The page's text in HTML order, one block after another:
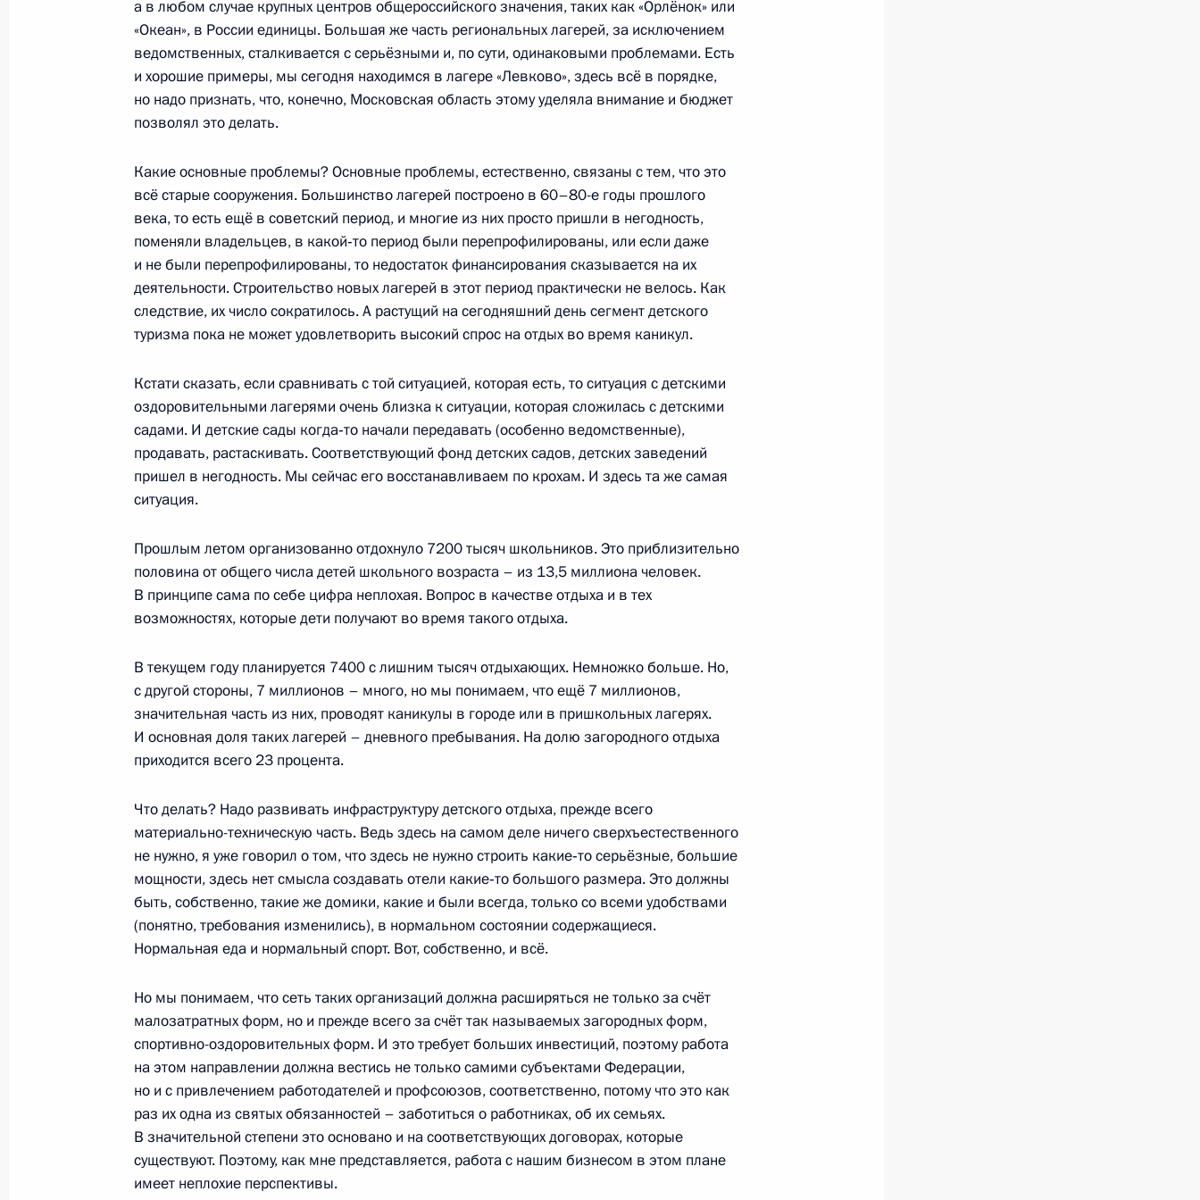
10 июня 2010 года, 22:00 Ташкент
Встреча с Председателем Китайской Народной Республики Ху
Цзиньтао
10 июня 2010 года, 15:30 Ташкент
2
Встреча с Президентом Узбекистана Исламом Каримовым
10 июня 2010 года, 15:00
1
10 июня 2010 года, 11:00 Москва, Кремль
9 июня 2010 года, среда
Рабочая встреча с директором Федеральной службы
9 июня 2010 года, 17:10 Москва, Кремль
судостроения
9 июня 2010 года, 14:00
корпорация» Романом Троценко
9 июня 2010 года, 13:10 Москва, Кремль
Международный форум «Афганское наркопроизводство – вызов
мировому сообществу»
8 июня 2010 года, вторник
Дмитрий Медведев провёл совещание по вопросу формирования
перечня федеральных целевых программ (ФЦП)
8 июня 2010 года, 18:00
6
а в любом случае крупных центров общероссийского значения, таких как «Орлёнок» или
«Океан», в России единицы. Большая же часть региональных лагерей, за исключением
ведомственных, сталкивается с серьёзными и, по сути, одинаковыми проблемами. Есть
и хорошие примеры, мы сегодня находимся в лагере «Левково», здесь всё в порядке,
но надо признать, что, конечно, Московская область этому уделяла внимание и бюджет
позволял это делать.
Какие основные проблемы? Основные проблемы, естественно, связаны с тем, что это
всё старые сооружения. Большинство лагерей построено в 60–80-е годы прошлого
века, то есть ещё в советский период, и многие из них просто пришли в негодность,
поменяли владельцев, в какой‑то период были перепрофилированы, или если даже
и не были перепрофилированы, то недостаток финансирования сказывается на их
деятельности. Строительство новых лагерей в этот период практически не велось. Как
следствие, их число сократилось. А растущий на сегодняшний день сегмент детского
туризма пока не может удовлетворить высокий спрос на отдых во время каникул.
Кстати сказать, если сравнивать с той ситуацией, которая есть, то ситуация с детскими
оздоровительными лагерями очень близка к ситуации, которая сложилась с детскими
садами. И детские сады когда‑то начали передавать (особенно ведомственные),
продавать, растаскивать. Соответствующий фонд детских садов, детских заведений
пришел в негодность. Мы сейчас его восстанавливаем по крохам. И здесь та же самая
ситуация.
Прошлым летом организованно отдохнуло 7200 тысяч школьников. Это приблизительно
половина от общего числа детей школьного возраста – из 13,5 миллиона человек.
В принципе сама по себе цифра неплохая. Вопрос в качестве отдыха и в тех
возможностях, которые дети получают во время такого отдыха.
В текущем году планируется 7400 с лишним тысяч отдыхающих. Немножко больше. Но,
с другой стороны, 7 миллионов – много, но мы понимаем, что ещё 7 миллионов,
значительная часть из них, проводят каникулы в городе или в пришкольных лагерях.
И основная доля таких лагерей – дневного пребывания. На долю загородного отдыха
приходится всего 23 процента.
Что делать? Надо развивать инфраструктуру детского отдыха, прежде всего
материально-техническую часть. Ведь здесь на самом деле ничего сверхъестественного
не нужно, я уже говорил о том, что здесь не нужно строить какие‑то серьёзные, большие
мощности, здесь нет смысла создавать отели какие‑то большого размера. Это должны
быть, собственно, такие же домики, какие и были всегда, только со всеми удобствами
(понятно, требования изменились), в нормальном состоянии содержащиеся.
Нормальная еда и нормальный спорт. Вот, собственно, и всё.
Но мы понимаем, что сеть таких организаций должна расширяться не только за счёт
малозатратных форм, но и прежде всего за счёт так называемых загородных форм,
спортивно-оздоровительных форм. И это требует больших инвестиций, поэтому работа
на этом направлении должна вестись не только самими субъектами Федерации,
но и с привлечением работодателей и профсоюзов, соответственно, потому что это как
раз их одна из святых обязанностей – заботиться о работниках, об их семьях.
В значительной степени это основано и на соответствующих договорах, которые
существуют. Поэтому, как мне представляется, работа с нашим бизнесом в этом плане
имеет неплохие перспективы.